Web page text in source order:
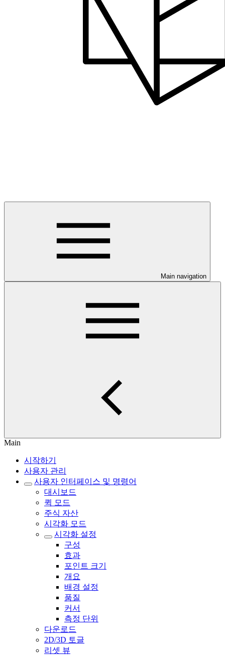
Main navigation
Main
시작하기
사용자 관리
사용자 인터페이스 및 명령어
대시보드
퀵 모드
주식 자산
시각화 모드
시각화 설정
구성
효과
포인트 크기
개요
배경 설정
품질
커서
측정 단위
다운로드
2D/3D 토글
리셋 뷰